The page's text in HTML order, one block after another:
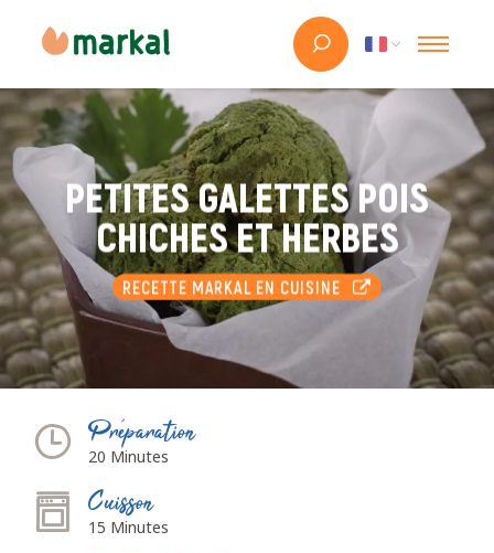
PETITES GALETTES POIS
CHICHES ET HERBES
RECETTE MARKAL EN CUISINE
Préparation
20 Minutes
Cuisson
15 Minutes